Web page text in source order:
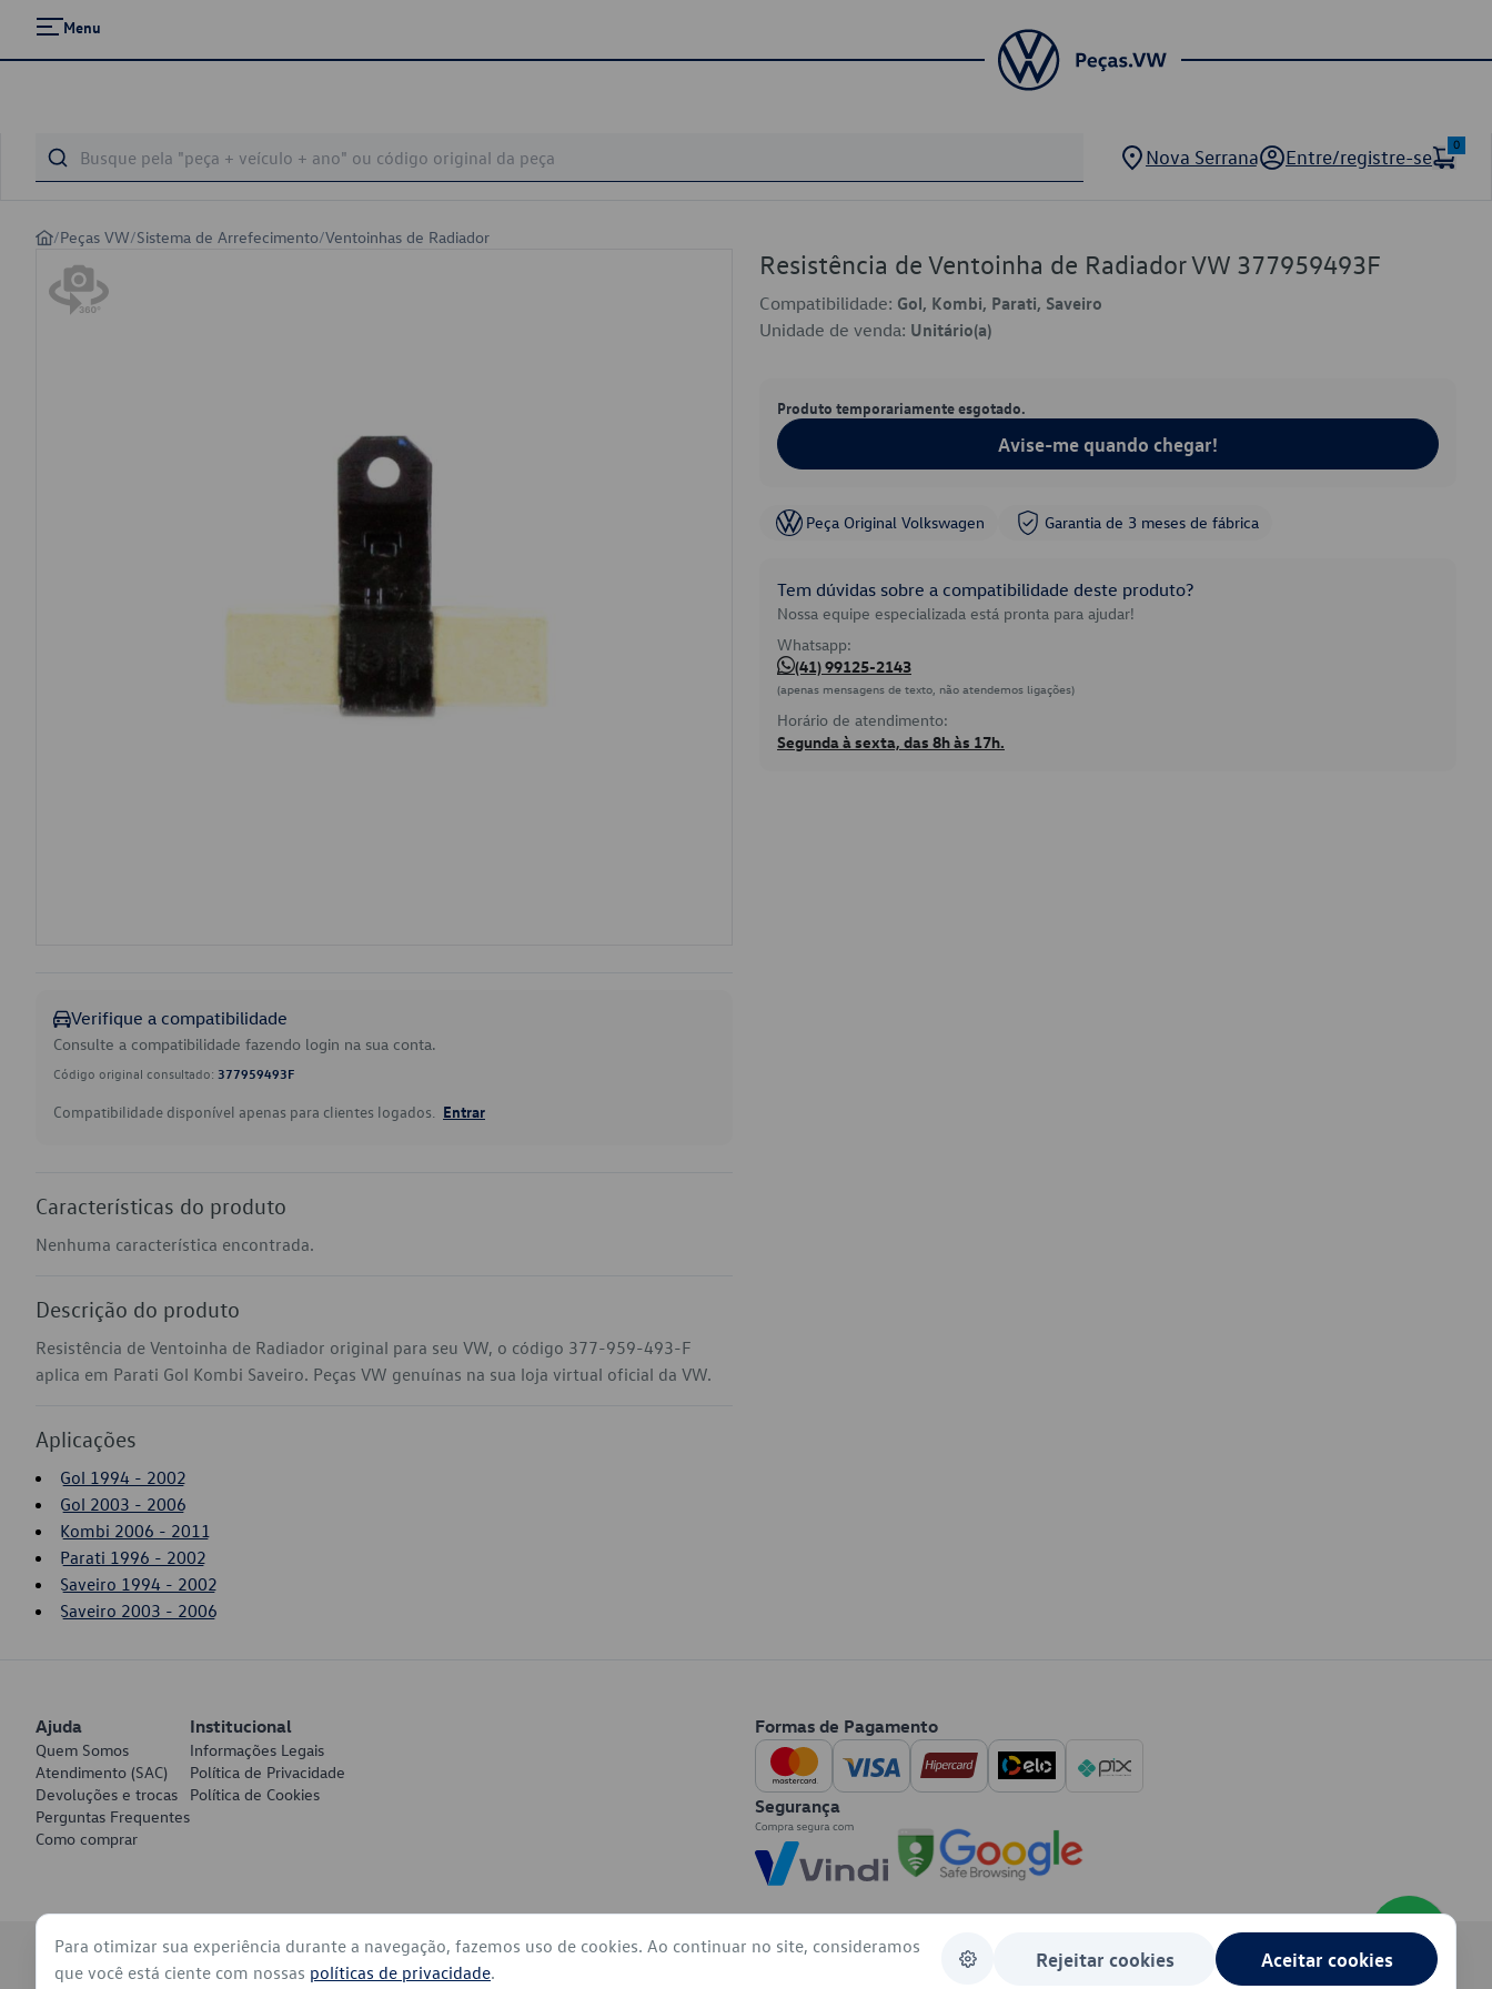
Menu
Nova Serrana Entre/registre-se
0
/Peças VW/Sistema de Arrefecimento/Ventoinhas de Radiador
Verifique a compatibilidade
Consulte a compatibilidade fazendo login na sua conta.
Código original consultado: 377959493F
Compatibilidade disponível apenas para clientes logados. Entrar
Características do produto
Nenhuma característica encontrada.
Descrição do produto
Resistência de Ventoinha de Radiador original para seu VW, o código 377-959-493-F
aplica em Parati Gol Kombi Saveiro. Peças VW genuínas na sua loja virtual oficial da VW.
Aplicações
Gol 1994 - 2002
Gol 2003 - 2006
Kombi 2006 - 2011
Parati 1996 - 2002
Saveiro 1994 - 2002
Saveiro 2003 - 2006
Resistência de Ventoinha de Radiador VW 377959493F
Compatibilidade: Gol, Kombi, Parati, Saveiro
Unidade de venda: Unitário(a)
Produto temporariamente esgotado.
Avise-me quando chegar!
Peça Original Volkswagen Garantia de 3 meses de fábrica
Tem dúvidas sobre a compatibilidade deste produto?
Nossa equipe especializada está pronta para ajudar!
Whatsapp:
(41) 99125-2143
(apenas mensagens de texto, não atendemos ligações)
Horário de atendimento:
Segunda à sexta, das 8h às 17h.
Ajuda
Quem Somos
Atendimento (SAC)
Devoluções e trocas
Perguntas Frequentes
Como comprar
Institucional
Informações Legais
Política de Privacidade
Política de Cookies
Formas de Pagamento
Segurança
© 2026 - Volkswagen do Brasil - Todos os direitos reservados
Para otimizar sua experiência durante a navegação, fazemos uso de cookies. Ao continuar no site, consideramos
que você está ciente com nossas políticas de privacidade.
Rejeitar cookies Aceitar cookies